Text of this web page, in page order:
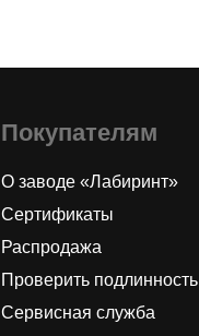
Покупателям
О заводе «Лабиринт»
Сертификаты
Распродажа
Проверить подлинность
Сервисная служба